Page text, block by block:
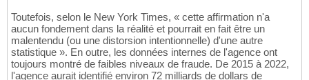
Toutefois, selon le New York Times, « cette affirmation n'a
aucun fondement dans la réalité et pourrait en fait être un
malentendu (ou une distorsion intentionnelle) d'une autre
statistique ». En outre, les données internes de l'agence ont
toujours montré de faibles niveaux de fraude. De 2015 à 2022,
l'agence aurait identifié environ 72 milliards de dollars de